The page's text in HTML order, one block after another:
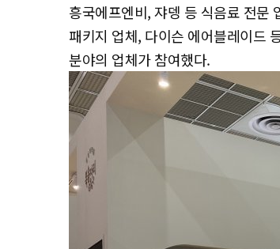
흥국에프엔비, 쟈뎅 등 식음료 전문
패키지 업체, 다이슨 에어블레이드
분야의 업체가 참여했다.